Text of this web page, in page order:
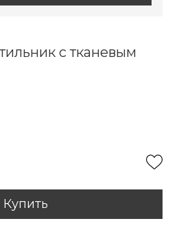
с тканевым
Купить